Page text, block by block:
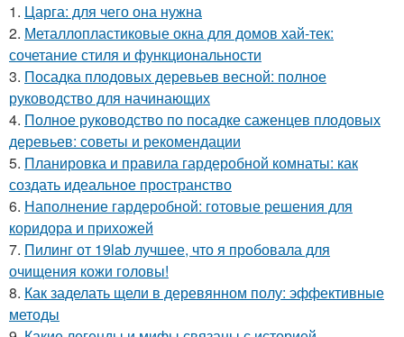
1. Царга: для чего она нужна
2. Металлопластиковые окна для домов хай-тек:
сочетание стиля и функциональности
3. Посадка плодовых деревьев весной: полное
руководство для начинающих
4. Полное руководство по посадке саженцев плодовых
деревьев: советы и рекомендации
5. Планировка и правила гардеробной комнаты: как
создать идеальное пространство
6. Наполнение гардеробной: готовые решения для
коридора и прихожей
7. Пилинг от 19lab лучшее, что я пробовала для
очищения кожи головы!
8. Как заделать щели в деревянном полу: эффективные
методы